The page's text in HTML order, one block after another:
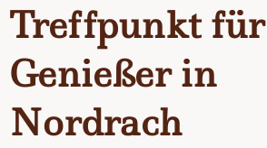
Treffpunkt für
Genießer in
Nordrach